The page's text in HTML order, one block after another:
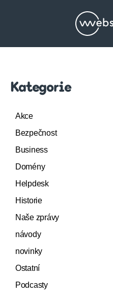
Kategorie
Akce
Bezpečnost
Business
Domény
Helpdesk
Historie
Naše zprávy
návody
novinky
Ostatní
Podcasty